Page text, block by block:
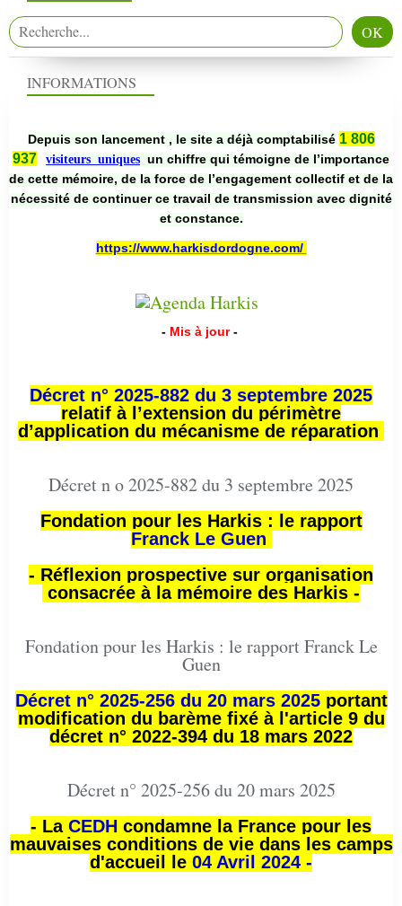
INFORMATIONS
Depuis son lancement , le site a déjà comptabilisé 1 806
937
visiteurs uniques un chiffre qui témoigne de l’importance
de cette mémoire, de la force de l’engagement collectif et de la
nécessité de continuer ce travail de transmission avec dignité
et constance.
https://www.harkisdordogne.com/
- Mis à jour -
Décret n° 2025-882 du 3 septembre 2025
relatif à l’extension du périmètre
d’application du mécanisme de réparation
Décret n o 2025-882 du 3 septembre 2025
Fondation pour les Harkis : le rapport
Franck Le Guen
- Réflexion prospective sur organisation
consacrée à la mémoire des Harkis -
Fondation pour les Harkis : le rapport Franck Le
Guen
Décret n° 2025-256 du 20 mars 2025portant
modification du barème fixé à l'article 9 du
décret n° 2022-394 du 18 mars 2022
Décret n° 2025-256 du 20 mars 2025
- La CEDH condamne la France pour les
mauvaises conditions de vie dans les camps
d'accueil le 04 Avril 2024 -